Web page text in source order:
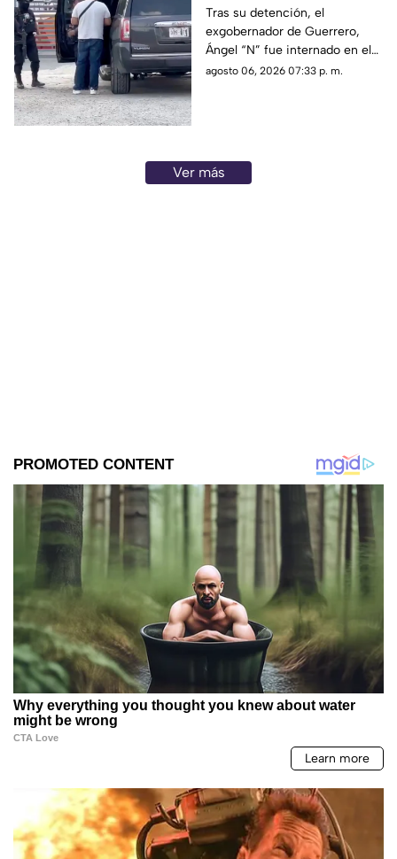
exgobernador Ángel
"N" al penal del
Altiplano
Tras su detención, el
exgobernador de Guerrero,
Ángel “N” fue internado en el
penal del Altiplano; esto es lo
agosto 06, 2026 07:33 p. m.
Ver más